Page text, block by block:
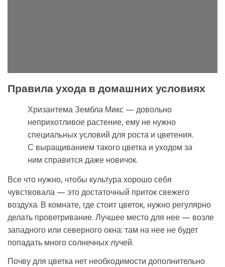
Правила ухода в домашних условиях
Хризантема Зембла Микс — довольно
неприхотливое растение, ему не нужно
специальных условий для роста и цветения.
С выращиванием такого цветка и уходом за
ним справится даже новичок.
Все что нужно, чтобы культура хорошо себя
чувствовала — это достаточный приток свежего
воздуха. В комнате, где стоит цветок, нужно регулярно
делать проветривание. Лучшее место для нее — возле
западного или северного окна: там на нее не будет
попадать много солнечных лучей.
Почву для цветка нет необходимости дополнительно